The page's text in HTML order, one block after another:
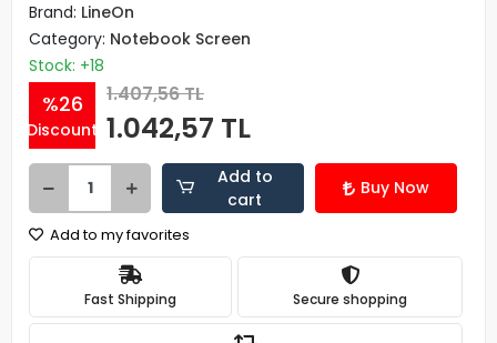
Brand: LineOn
Category: Notebook Screen
Stock: +18
%26
Discount
1.407,56 TL
1.042,57 TL
Add to
cart
Buy Now
Add to my favorites
Fast Shipping Secure shopping